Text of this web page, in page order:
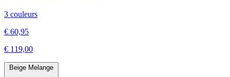
3 couleurs
€ 60,95
€ 119,00
Beige Melange